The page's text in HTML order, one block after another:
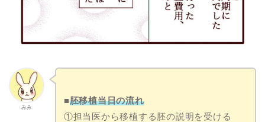
みみ
■胚移植当日の流れ
①担当医から移植する胚の説明を受ける